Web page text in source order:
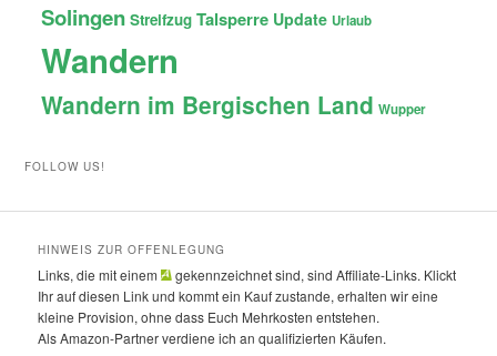
Solingen Streifzug Talsperre Update Urlaub
Wandern
Wandern im Bergischen Land Wupper
FOLLOW US!
HINWEIS ZUR OFFENLEGUNG
Links, die mit einem
gekennzeichnet sind, sind Affiliate-Links. Klickt
Ihr auf diesen Link und kommt ein Kauf zustande, erhalten wir eine
kleine Provision, ohne dass Euch Mehrkosten entstehen.
Als Amazon-Partner verdiene ich an qualifizierten Käufen.